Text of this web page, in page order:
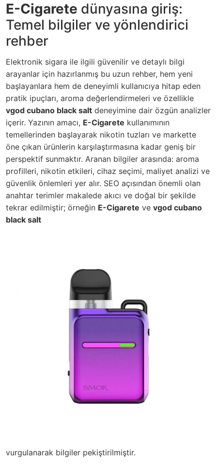
E-Cigarete dünyasına giriş:
Temel bilgiler ve yönlendirici
rehber
Elektronik sigara ile ilgili güvenilir ve detaylı bilgi
arayanlar için hazırlanmış bu uzun rehber, hem yeni
başlayanlara hem de deneyimli kullanıcıya hitap eden
pratik ipuçları, aroma değerlendirmeleri ve özellikle
vgod cubano black salt deneyimine dair özgün analizler
içerir. Yazının amacı, E-Cigarete kullanımının
temellerinden başlayarak nikotin tuzları ve markette
öne çıkan ürünlerin karşılaştırmasına kadar geniş bir
perspektif sunmaktır. Aranan bilgiler arasında: aroma
profilleri, nikotin etkileri, cihaz seçimi, maliyet analizi ve
güvenlik önlemleri yer alır. SEO açısından önemli olan
anahtar terimler makalede akıcı ve doğal bir şekilde
tekrar edilmiştir; örneğin E-Cigarete ve vgod cubano
black salt
vurgulanarak bilgiler pekiştirilmiştir.